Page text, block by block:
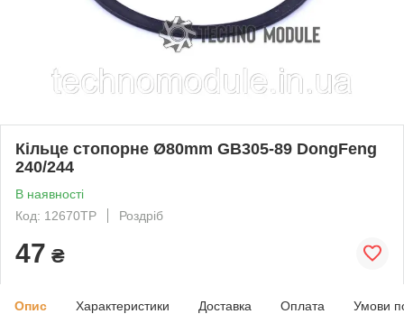
Кільце стопорне Ø80mm GB305-89 DongFeng
240/244
В наявності
Код: 12670ТР
Роздріб
47 ₴
Опис Характеристики Доставка Оплата Умови